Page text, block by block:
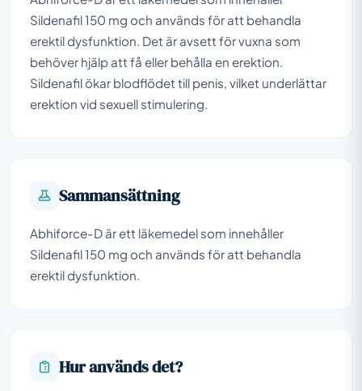
Sildenafil 150 mg och används för att behandla
erektil dysfunktion. Det är avsett för vuxna som
behöver hjälp att få eller behålla en erektion.
Sildenafil ökar blodflödet till penis, vilket underlättar
erektion vid sexuell stimulering.
Sammansättning
Abhiforce-D är ett läkemedel som innehåller
Sildenafil 150 mg och används för att behandla
erektil dysfunktion.
Hur används det?